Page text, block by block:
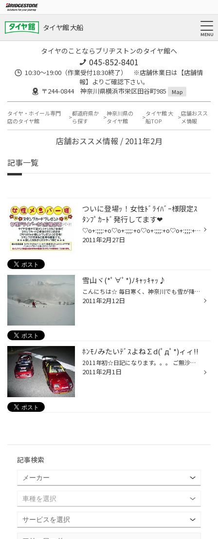
タイヤ館 大船
タイヤのことならブリヂストンのタイヤ館へ
045-852-8401
10:30～19:00（作業受付18:30終了） ※店舗休業日は【店舗情
報】よりご確認下さい。
〒244-0844 神奈川県横浜市栄区田谷町985
Map
タイヤ・ホイール専門
店のタイヤ館
都道府県か
ら探す
神奈川県の
タイヤ館
タイヤ館 大
船TOP
店舗おスス
メ情報
店舗おススメ情報 / 2011年2月
記事一覧
ついに登場ｯ！女性ﾄﾞﾗｲﾊﾞｰ様限定ｽ
ﾀﾝﾌﾟｶｰﾄﾞ発行してます❤
♡o+:;;;:+o♡o+:;;;:+o♡o+:;;;:+o♡o+:;;;:+o♡o+:;;;:+o♡o+:;;;:+o♡o+:;;;:+o♡o+:;;;:+o♡o+:;;;:+o♡o+:;;;:+o 皆様、こんにちは( *´pq`) 昨年末に、ﾚﾃﾞｨｰｽﾃﾞｰを終了させて頂いてから 早2ヶ月…。。。 大変お待たせ致しましたｯｯ❤ 2月14日ﾊﾞﾚﾝﾀｲﾝﾃﾞｰより、女性ﾄﾞﾗｲﾊﾞｰ様限定っ！の ｽﾀﾝﾌﾟｶｰﾄﾞを発行させて...
2011年2月27日
雪山ヾ(*ﾟ∀ﾟ*)ﾉｷｬｯｷｬｯ♪
こんにちは☆ 毎日寒く、神奈川でも雪が降りましたが 皆様風邪など引いていませんか？？ もうすぐ花粉の季節も近づいて、いつ症状が現れるのか 心配で仕方ないです…。。。ｶﾞｸｶﾞｸ((( ；ﾟДﾟ)))ﾌﾞﾙﾌﾞﾙ 先日、Typs今ｼｰｽﾞﾝ2回目の雪山へ行ってまいりましたｯｯ(ノ≧∀)ﾉ♪ 総勢7名の大所帯です❤ こちらを4時に...
2011年2月12日
ﾎﾝﾓﾉみたいﾃﾞｽよね∑d(ﾟдﾟ*)ィィ!!
2011年初☆日記になります。。。 ご無沙汰しておりまして、ｽﾐﾏｾﾝ…(´；ω；｀) 2011年の目標は… 「日記をきちんと更新するｯｯ！」に致します★ミ 今年も宜しくお願い致します・:*:・:(ｏﾟ∀ﾟp)pq(qﾟ∀ﾟｏ):・:*:・ さて、先日Typsの友人がﾁｯ素ｶﾞｽ内圧点検に来店してくれました♪ その時にみせてもらったのが...
2011年2月1日
記事検索